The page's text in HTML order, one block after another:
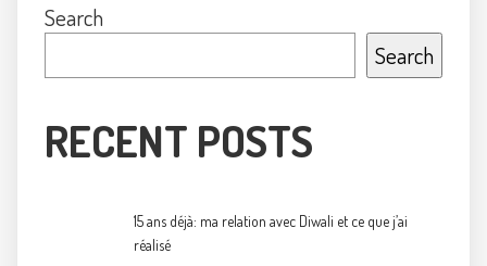
Search
Search
RECENT POSTS
15 ans déjà: ma relation avec Diwali et ce que j’ai
réalisé